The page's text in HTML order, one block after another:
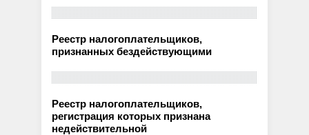
Реестр налогоплательщиков,
признанных бездействующими
Реестр налогоплательщиков,
регистрация которых признана
недействительной